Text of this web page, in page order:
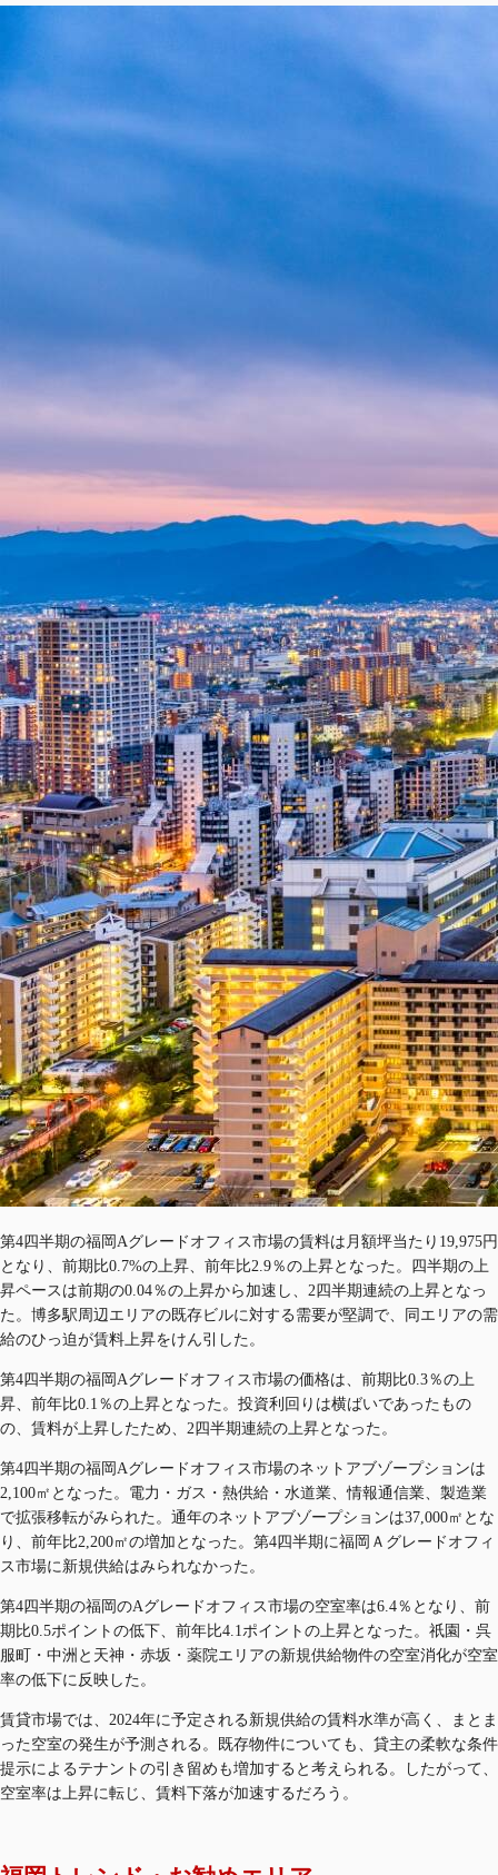
第4四半期の福岡Aグレードオフィス市場の賃料は月額坪当たり19,975円
となり、前期比0.7%の上昇、前年比2.9％の上昇となった。四半期の上
昇ペースは前期の0.04％の上昇から加速し、2四半期連続の上昇となっ
た。博多駅周辺エリアの既存ビルに対する需要が堅調で、同エリアの需
給のひっ迫が賃料上昇をけん引した。
第4四半期の福岡Aグレードオフィス市場の価格は、前期比0.3％の上
昇、前年比0.1％の上昇となった。投資利回りは横ばいであったもの
の、賃料が上昇したため、2四半期連続の上昇となった。
第4四半期の福岡Aグレードオフィス市場のネットアブゾープションは
2,100㎡となった。電力・ガス・熱供給・水道業、情報通信業、製造業
で拡張移転がみられた。通年のネットアブゾープションは37,000㎡とな
り、前年比2,200㎡の増加となった。第4四半期に福岡Ａグレードオフィ
ス市場に新規供給はみられなかった。
第4四半期の福岡のAグレードオフィス市場の空室率は6.4％となり、前
期比0.5ポイントの低下、前年比4.1ポイントの上昇となった。祇園・呉
服町・中洲と天神・赤坂・薬院エリアの新規供給物件の空室消化が空室
率の低下に反映した。
賃貸市場では、2024年に予定される新規供給の賃料水準が高く、まとま
った空室の発生が予測される。既存物件についても、貸主の柔軟な条件
提示によるテナントの引き留めも増加すると考えられる。したがって、
空室率は上昇に転じ、賃料下落が加速するだろう。